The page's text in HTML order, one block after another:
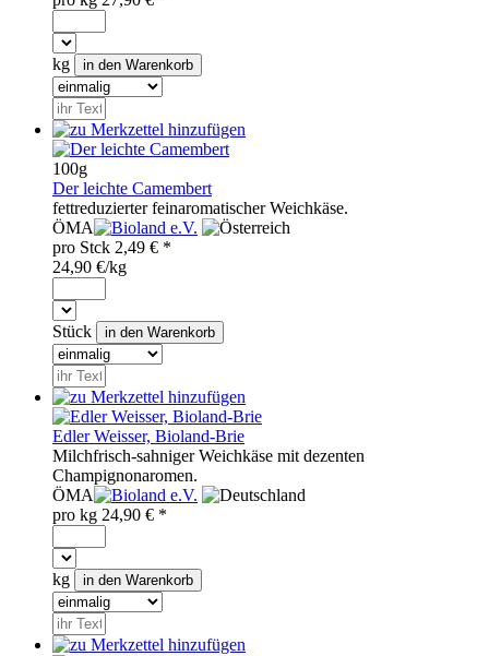
kg
100g
Der leichte Camembert
fettreduzierter feinaromatischer Weichkäse.
ÖMA
pro Stck 2,49 € *
24,90 €/kg
Stück
Edler Weisser, Bioland-Brie
Milchfrisch-sahniger Weichkäse mit dezenten
Champignonaromen.
ÖMA
pro kg 24,90 € *
kg